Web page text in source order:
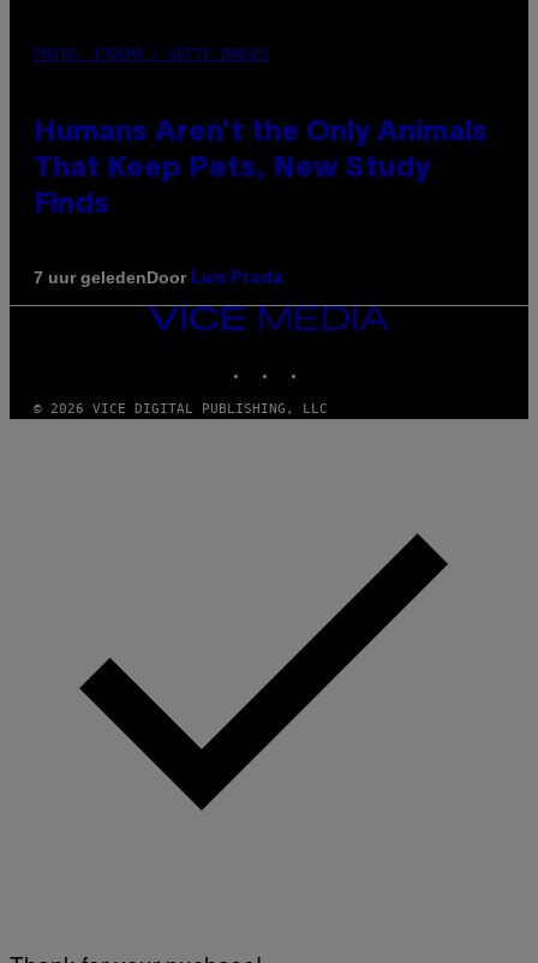
PHOTO: IJDEMA / GETTY IMAGES
Humans Aren’t the Only Animals
That Keep Pets, New Study
Finds
7 uur geledenDoor Luis Prada
VICE
MEDIA
© 2026 VICE DIGITAL PUBLISHING, LLC